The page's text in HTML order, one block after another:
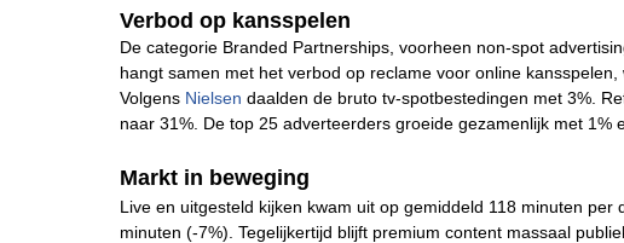
Verbod op kansspelen
De categorie Branded Partnerships, voorheen non-spot
hangt samen met het verbod op reclame voor online
Volgens Nielsen daalden de bruto tv-spotbestedingen met 3%.
naar 31%. De top 25 adverteerders groeide gezamenlijk met 1%
Markt in beweging
Live en uitgesteld kijken kwam uit op gemiddeld 118 minuten
minuten (-7%). Tegelijkertijd blijft premium content massaal